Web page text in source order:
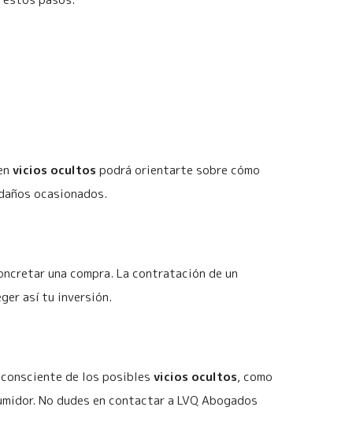
vicios ocultos podrá orientarte sobre cómo
ocasionados.
una compra. La contratación de un
así tu inversión.
de los posibles vicios ocultos, como
No dudes en contactar a LVQ Abogados